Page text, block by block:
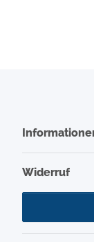
Widerruf